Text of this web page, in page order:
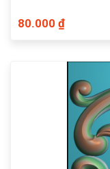
80.000 ₫